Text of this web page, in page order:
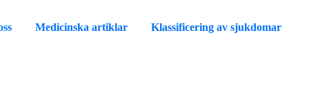
Medicinska artiklar Klassificering av sjukdomar